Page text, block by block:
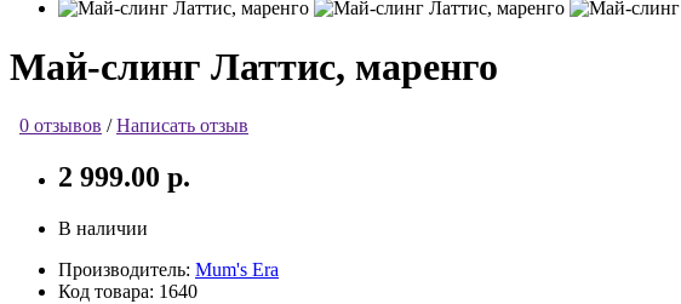
Май-слинг Латтис, маренго
0 отзывов /Написать отзыв
2 999.00 р.
В наличии
Производитель: Mum's Era
Код товара: 1640